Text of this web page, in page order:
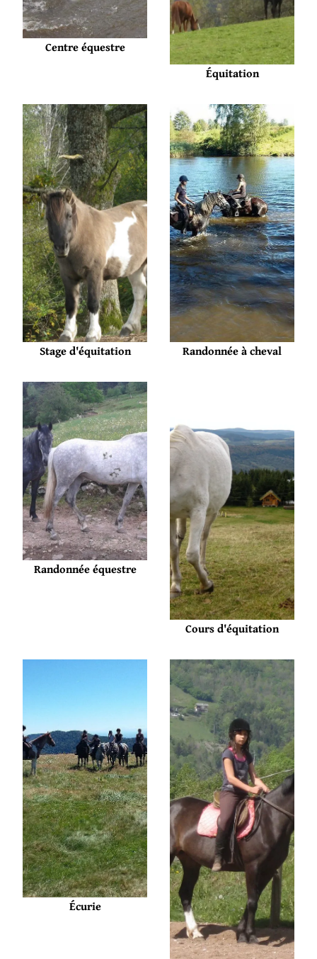
Centre équestre
Équitation
Stage d'équitation Randonnée à cheval
Randonnée équestre
Cours d'équitation
Écurie